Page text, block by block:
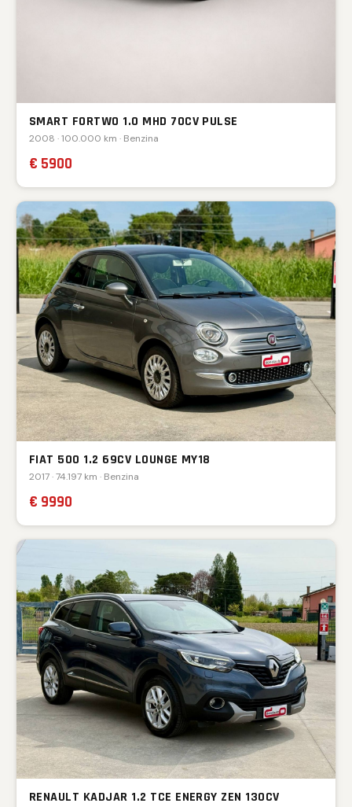
SMART FORTWO 1.0 MHD 70CV PULSE
2008 · 100.000 km · Benzina
€ 5900
FIAT 500 1.2 69CV LOUNGE MY18
2017 · 74.197 km · Benzina
€ 9990
RENAULT KADJAR 1.2 TCE ENERGY ZEN 130CV